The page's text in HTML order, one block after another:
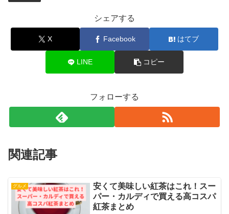
シェアする
X Facebook はてブ
LINE コピー
フォローする
関連記事
グルメ
安くて美味しい紅茶はこれ！スー
パー・カルディで買える高コスパ
紅茶まとめ